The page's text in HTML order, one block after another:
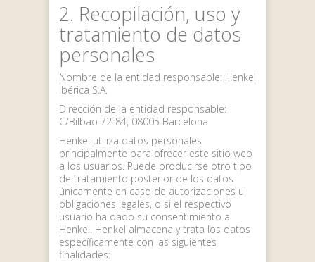
2. Recopilación, uso y
tratamiento de datos
personales
Nombre de la entidad responsable: Henkel
Ibérica S.A.
Dirección de la entidad responsable:
C/Bilbao 72-84, 08005 Barcelona
Henkel utiliza datos personales
principalmente para ofrecer este sitio web
a los usuarios. Puede producirse otro tipo
de tratamiento posterior de los datos
únicamente en caso de autorizaciones u
obligaciones legales, o si el respectivo
usuario ha dado su consentimiento a
Henkel. Henkel almacena y trata los datos
específicamente con las siguientes
finalidades: